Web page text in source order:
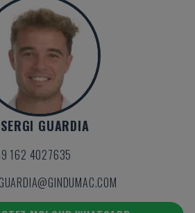
SERGI GUARDIA
162 4027635